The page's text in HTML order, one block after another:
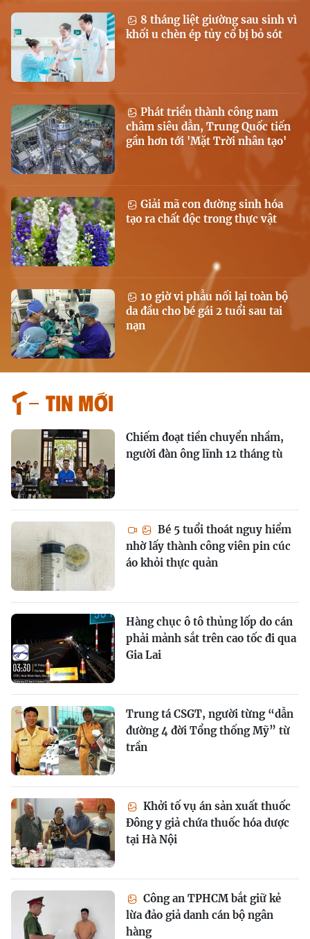
8 tháng liệt giường sau sinh vì
khối u chèn ép tủy cổ bị bỏ sót
Phát triển thành công nam
châm siêu dẫn, Trung Quốc tiến
gần hơn tới 'Mặt Trời nhân tạo'
Giải mã con đường sinh hóa
tạo ra chất độc trong thực vật
10 giờ vi phẫu nối lại toàn bộ
da đầu cho bé gái 2 tuổi sau tai
nạn
Tin mới
Chiếm đoạt tiền chuyển nhầm,
người đàn ông lĩnh 12 tháng tù
Bé 5 tuổi thoát nguy hiểm
nhờ lấy thành công viên pin cúc
áo khỏi thực quản
Hàng chục ô tô thủng lốp do cán
phải mảnh sắt trên cao tốc đi qua
Gia Lai
Trung tá CSGT, người từng “dẫn
đường 4 đời Tổng thống Mỹ” từ
trần
Khởi tố vụ án sản xuất thuốc
Đông y giả chứa thuốc hóa dược
tại Hà Nội
Công an TPHCM bắt giữ kẻ
lừa đảo giả danh cán bộ ngân
hàng